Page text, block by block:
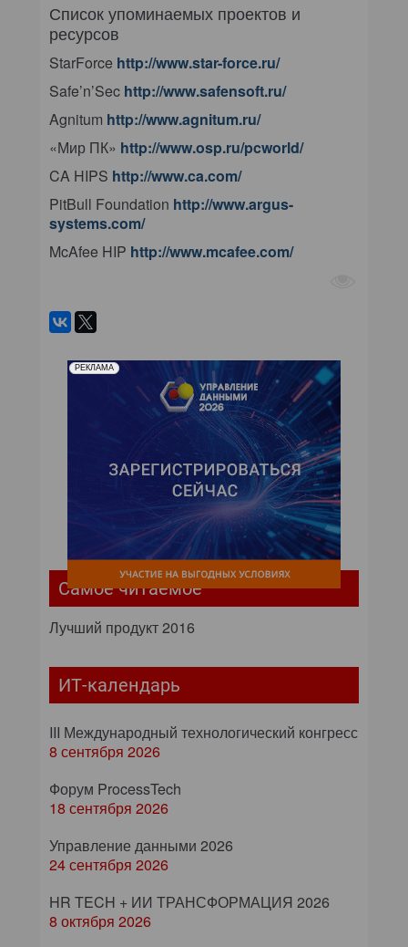
Список упоминаемых проектов и
ресурсов
StarForce http://www.star-force.ru/
Safe’n’Sec http://www.safensoft.ru/
Agnitum http://www.agnitum.ru/
«Мир ПК» http://www.osp.ru/pcworld/
CA HIPS http://www.ca.com/
PitBull Foundation http://www.argus-
systems.com/
McAfee HIP http://www.mcafee.com/
РЕКЛАМА
Самое читаемое
Лучший продукт 2016
ИТ-календарь
III Международный технологический конгресс
8 сентября 2026
Форум ProcessTech
18 сентября 2026
Управление данными 2026
24 сентября 2026
HR TECH + ИИ ТРАНСФОРМАЦИЯ 2026
8 октября 2026